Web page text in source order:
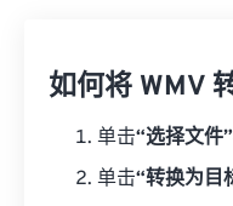
如何将 WMV
单击“选择文件”
单击“转换为目